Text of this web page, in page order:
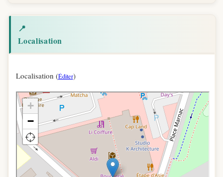
📍
Localisation
Localisation (Éditer)